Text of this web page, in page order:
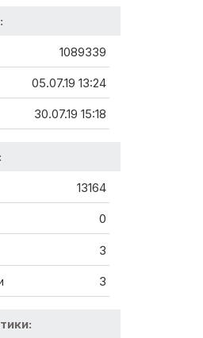
1089339
05.07.19 13:24
30.07.19 15:18
13164
0
3
3